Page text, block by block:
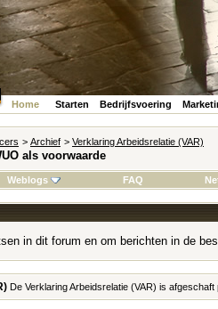
Home Starten Bedrijfsvoering
> Archief > Verklaring Arbeidsrelatie (VAR)
als voorwaarde
Weblogs FAQ
in dit forum en om berichten in de
De Verklaring Arbeidsrelatie (VAR) is